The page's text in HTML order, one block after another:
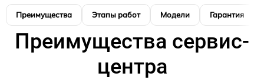
Преимущества Этапы работ Модели Гарантия
Преимущества сервис-
центра